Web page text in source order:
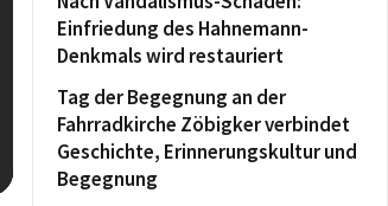
Einfriedung des Hahnemann-
Denkmals wird restauriert
Tag der Begegnung an der
Fahrradkirche Zöbigker verbindet
Geschichte, Erinnerungskultur und
Begegnung